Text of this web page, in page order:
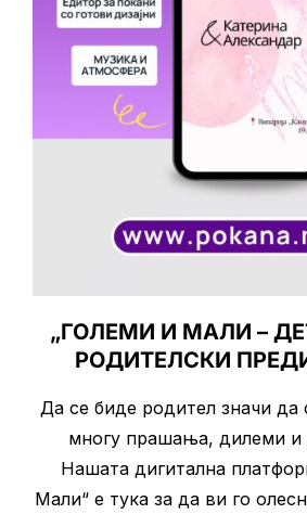
„ГОЛЕМИ И МАЛИ –
РОДИТЕЛСКИ
Да се биде родител значи да
многу прашања, дилеми и
Нашата дигитална
Мали“ е тука за да ви го